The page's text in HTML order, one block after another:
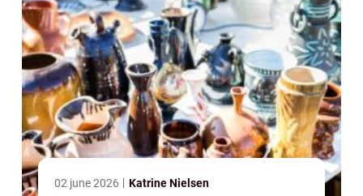
02 june 2026 Katrine Nielsen